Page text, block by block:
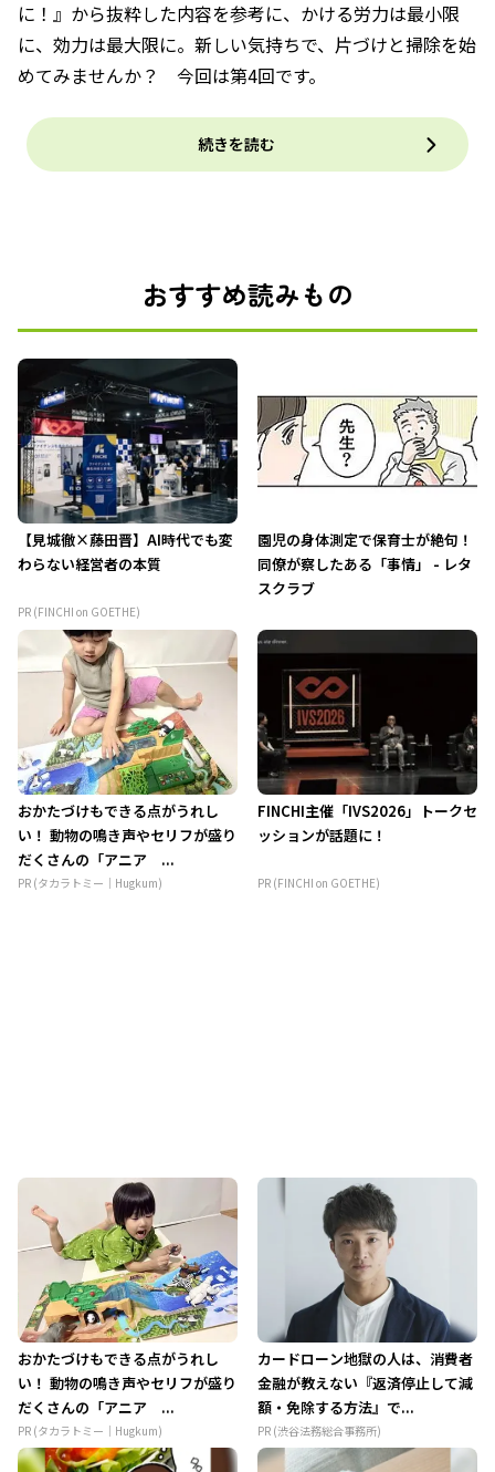
に！』から抜粋した内容を参考に、かける労力は最小限
に、効力は最大限に。新しい気持ちで、片づけと掃除を始
めてみませんか？ 今回は第4回です。
続きを読む
おすすめ読みもの
【見城徹×藤田晋】AI時代でも変
わらない経営者の本質
PR (FINCHI on GOETHE)
園児の身体測定で保育士が絶句！
同僚が察したある「事情」 - レタ
スクラブ
おかたづけもできる点がうれし
い！ 動物の鳴き声やセリフが盛り
だくさんの「アニア ...
PR (タカラトミー｜Hugkum)
FINCHI主催「IVS2026」トークセ
ッションが話題に！
PR (FINCHI on GOETHE)
おかたづけもできる点がうれし
い！ 動物の鳴き声やセリフが盛り
だくさんの「アニア ...
PR (タカラトミー｜Hugkum)
カードローン地獄の人は、消費者
金融が教えない『返済停止して減
額・免除する方法』で...
PR (渋谷法務総合事務所)